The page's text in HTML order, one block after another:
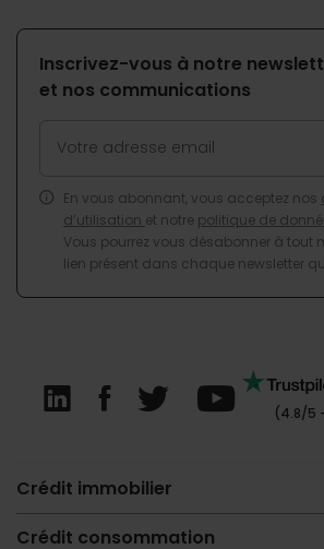
Inscrivez-vous à notre
et nos communications
En vous abonnant, vous acceptez nos
d’utilisation et notre politique de
Vous pourrez vous désabonner à tout
lien présent dans chaque newsletter
(4.8/5
Crédit immobilier
Crédit consommation